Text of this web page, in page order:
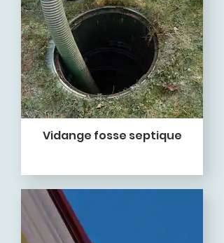
Vidange fosse septique